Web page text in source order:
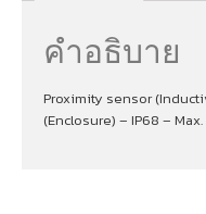
คำอธิบาย
Proximity sensor
(Enclosure) – IP68 –